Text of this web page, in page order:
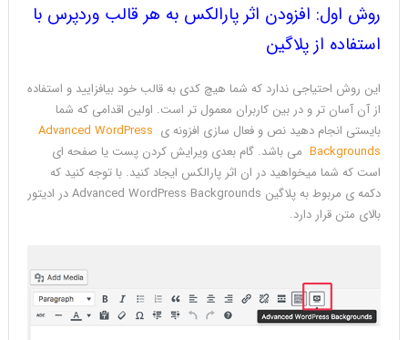
روش اول: افزودن اثر پارالکس به هر قالب وردپرس با
استفاده از پلاگین
این روش احتیاجی ندارد که شما هیچ کدی به قالب خود بیافزایید و استفاده
از آن آسان تر و در بین کاربران معمول تر است. اولین اقدامی که شما
بایستی انجام دهید نص و فعال سازی افزونه ی Advanced WordPress
Backgroundsمی باشد. گام بعدی ویرایش کردن پست یا صفحه ای
است که شما میخواهید در ان اثر پارالکس ایجاد کنید. با توجه کنید که
دکمه ی مربوط به پلاگین Advanced WordPress Backgrounds در ادیتور
بالای متن قرار دارد.